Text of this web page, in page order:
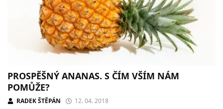
PROSPĚŠNÝ ANANAS. S ČÍM VŠÍM NÁM
POMŮŽE?
RADEK ŠTĚPÁN 12. 04. 2018